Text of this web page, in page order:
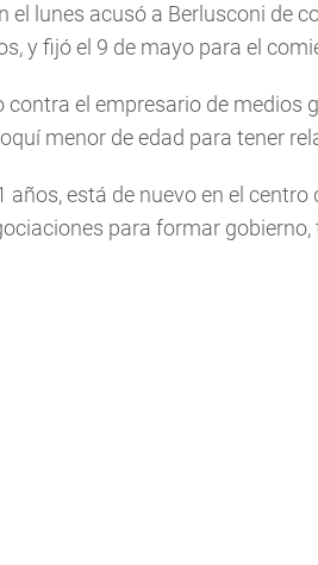
el lunes acusó a Berlusconi de
y fijó el 9 de mayo para el
contra el empresario de medios
menor de edad para tener
años, está de nuevo en el
para formar